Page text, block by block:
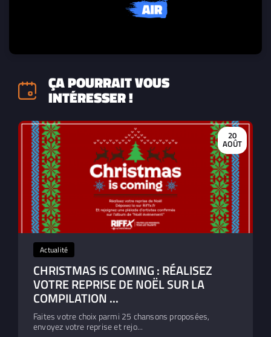
ÇA POURRAIT VOUS
INTÉRESSER !
20
AOÛT
Actualité
CHRISTMAS IS COMING : RÉALISEZ
VOTRE REPRISE DE NOËL SUR LA
COMPILATION ...
Faites votre choix parmi 25 chansons proposées,
envoyez votre reprise et rejo...